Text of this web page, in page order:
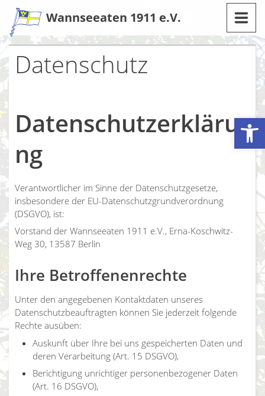
Werkzeugleiste öffnen
Zum
Inhalt
Wannseeaten 1911 e.V.
Datenschutz
Datenschutzerkläru
ng
Verantwortlicher im Sinne der Datenschutzgesetze,
insbesondere der EU-Datenschutzgrundverordnung
(DSGVO), ist:
Vorstand der Wannseeaten 1911 e.V., Erna-Koschwitz-
Weg 30, 13587 Berlin
Ihre Betroffenenrechte
Unter den angegebenen Kontaktdaten unseres
Datenschutzbeauftragten können Sie jederzeit folgende
Rechte ausüben:
Auskunft über Ihre bei uns gespeicherten Daten und
deren Verarbeitung (Art. 15 DSGVO),
Berichtigung unrichtiger personenbezogener Daten
(Art. 16 DSGVO),